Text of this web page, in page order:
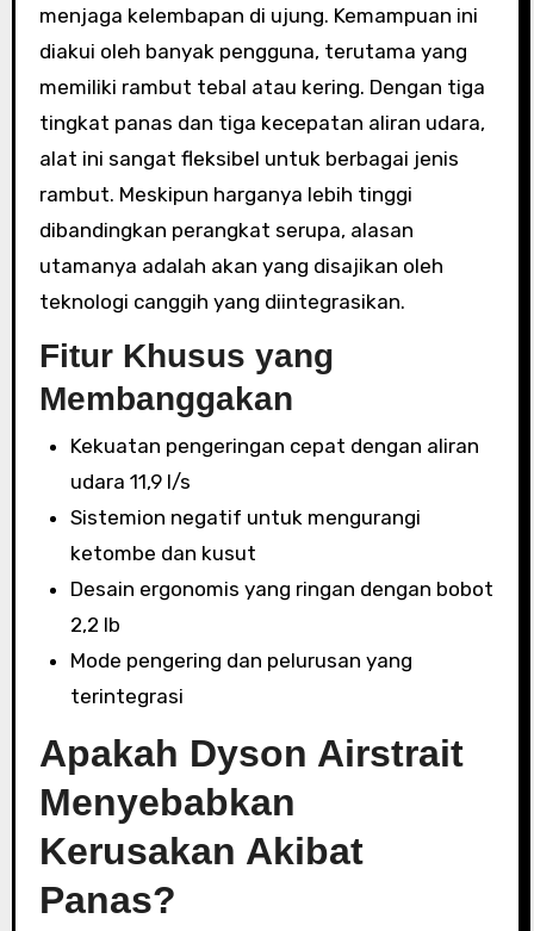
menjaga kelembapan di ujung. Kemampuan ini
diakui oleh banyak pengguna, terutama yang
memiliki rambut tebal atau kering. Dengan tiga
tingkat panas dan tiga kecepatan aliran udara,
alat ini sangat fleksibel untuk berbagai jenis
rambut. Meskipun harganya lebih tinggi
dibandingkan perangkat serupa, alasan
utamanya adalah akan yang disajikan oleh
teknologi canggih yang diintegrasikan.
Fitur Khusus yang
Membanggakan
Kekuatan pengeringan cepat dengan aliran
udara 11,9 l/s
Sistemion negatif untuk mengurangi
ketombe dan kusut
Desain ergonomis yang ringan dengan bobot
2,2 lb
Mode pengering dan pelurusan yang
terintegrasi
Apakah Dyson Airstrait
Menyebabkan
Kerusakan Akibat
Panas?